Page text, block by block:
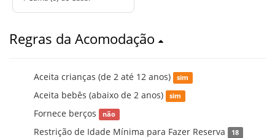
Regras da Acomodação
Aceita crianças (de 2 até 12 anos) sim
Aceita bebês (abaixo de 2 anos) sim
Fornece berços não
Restrição de Idade Mínima para Fazer Reserva 18